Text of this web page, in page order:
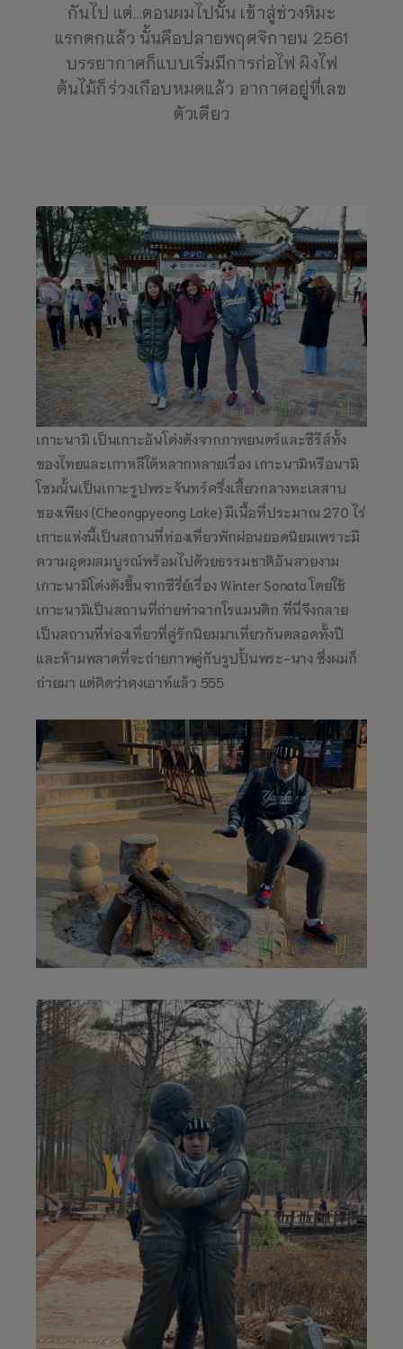
กันไป แต่...ตอนผมไปนั้น เข้าสู่ช่วงหิมะ
แรกตกแล้ว นั้นคือปลายพฤศจิกายน 2561
บรรยากาศก็แบบเริ่มมีการก่อไฟ ผิงไฟ
ต้นไม้ก็ร่วงเกือบหมดแล้ว อากาศอยู่ที่เลข
ตัวเดียว
เกาะนามิ เป็นเกาะอันโด่งดังจากภาพยนตร์และซีรีส์ทั้ง
ของไทยและเกาหลีใต้หลากหลายเรื่อง เกาะนามิหรือนามิ
โซมนั้นเป็นเกาะรูปพระจันทร์ครึ่งเสี้ยวกลางทะเลสาบ
ชองเพียง (Cheongpyeong Lake) มีเนื้อที่ประมาณ 270 ไร่
เกาะแห่งนี้เป็นสถานที่ท่องเที่ยวพักผ่อนยอดนิยมเพราะมี
ความอุดมสมบูรณ์พร้อมไปด้วยธรรมชาติอันสวยงาม
เกาะนามิโด่งดังขึ้นจากซีรี่ย์เรื่อง Winter Sonata โดยใช้
เกาะนามิเป็นสถานที่ถ่ายทำฉากโรแมนติก ที่นี่จึงกลาย
เป็นสถานที่ท่องเที่ยวที่คู่รักนิยมมาเที่ยวกันตลอดทั้งปี
และห้ามพลาดที่จะถ่ายภาพคู่กับรูปปั้นพระ-นาง ซึ่งผมก็
ถ่ายมา แต่คิดว่าคงเอาท์แล้ว 555